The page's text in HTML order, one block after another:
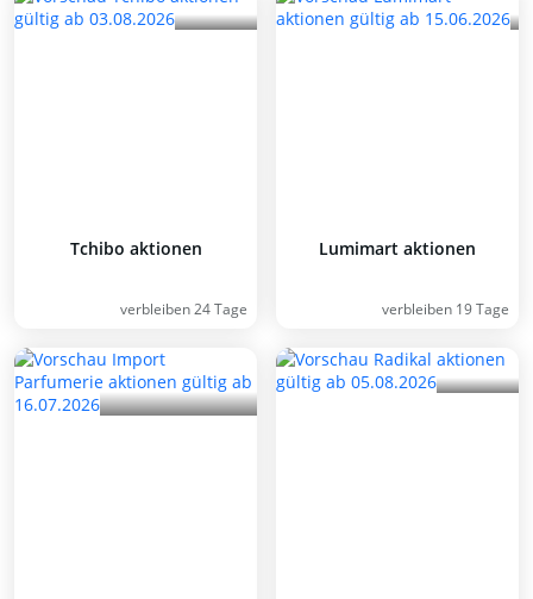
Tchibo aktionen
verbleiben 24 Tage
Lumimart aktionen
verbleiben 19 Tage